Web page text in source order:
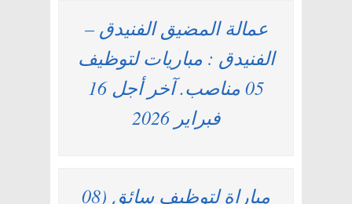
عمالة المضيق الفنيدق –
الفنيدق : مباريات لتوظيف
05 مناصب. آخر أجل 16
فبراير 2026
مباراة لتوظيف سائق (08